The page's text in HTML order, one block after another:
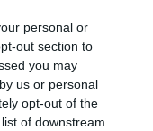
personal or
out section to
you may
us or personal
opt-out of the
of downstream